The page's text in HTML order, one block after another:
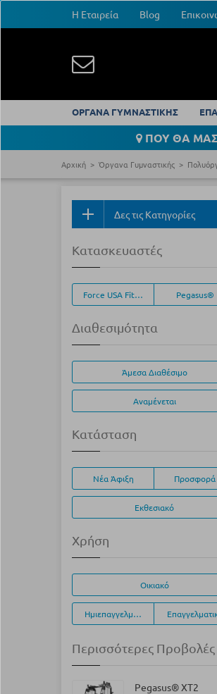
Η Εταιρεία Blog
ΟΡΓΑΝΑ ΓΥΜΝΑΣΤΙΚΗΣ
ΠΟΥ ΘΑ ΜΑΣ
Αρχική Όργανα Γυμναστικής
Δες τις Κατηγορίες
Κατασκευαστές
Force USA Fitness EquipmentPegasus®
Διαθεσιμότητα
Άμεσα Διαθέσιμο
Αναμένεται
Κατάσταση
Νέα Άφιξη Προσφορά
Εκθεσιακό
Χρήση
Οικιακό
Ημιεπαγγελματικό
Περισσότερες Προβολές
Pegasus® XT2